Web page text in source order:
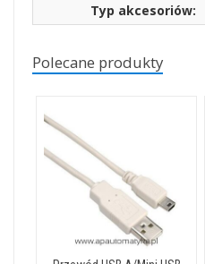
Typ akcesoriów:
Polecane produkty